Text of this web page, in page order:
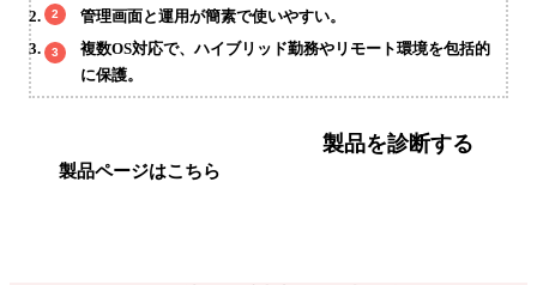
管理画面と運用が簡素で使いやすい。
複数OS対応で、ハイブリッド勤務やリモート環境を包括的
に保護。
製品ページはこちら
製品を診断する